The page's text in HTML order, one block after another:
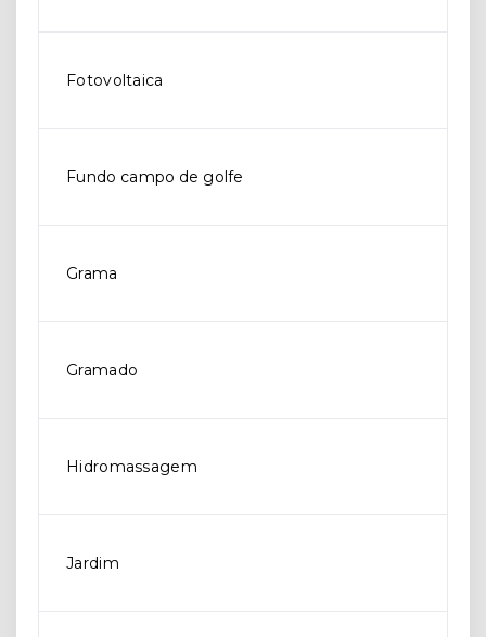
Fotovoltaica
Fundo campo de golfe
Grama
Gramado
Hidromassagem
Jardim